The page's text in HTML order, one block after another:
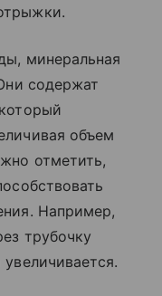
минеральная
содержат
объем
отметить,
Например,
трубочку
увеличивается.